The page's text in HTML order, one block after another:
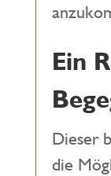
Ein
Dieser
die